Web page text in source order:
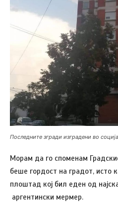
Последните згради изградени во
Морам да го споменам
беше гордост на градот, исто
плоштад кој бил еден од
аргентински мермер.